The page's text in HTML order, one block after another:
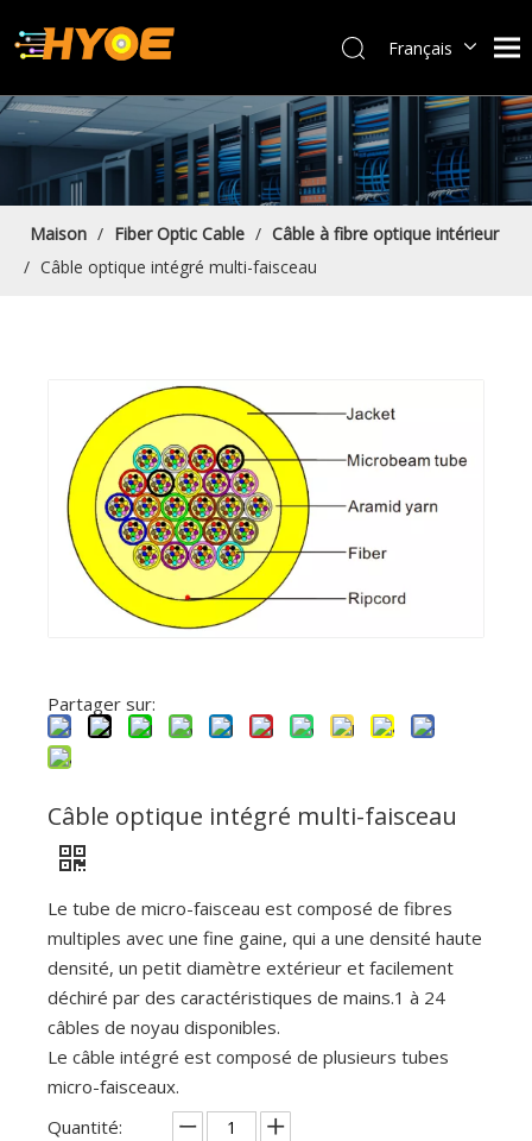
Français
Español
Português
Bahasa indonesia
Maison / Fiber Optic Cable / Câble à fibre optique intérieur
/ Câble optique intégré multi-faisceau
Partager sur:
Câble optique intégré multi-faisceau
Le tube de micro-faisceau est composé de fibres
multiples avec une fine gaine, qui a une densité haute
densité, un petit diamètre extérieur et facilement
déchiré par des caractéristiques de mains.1 à 24
câbles de noyau disponibles.
Le câble intégré est composé de plusieurs tubes
micro-faisceaux.
Quantité: